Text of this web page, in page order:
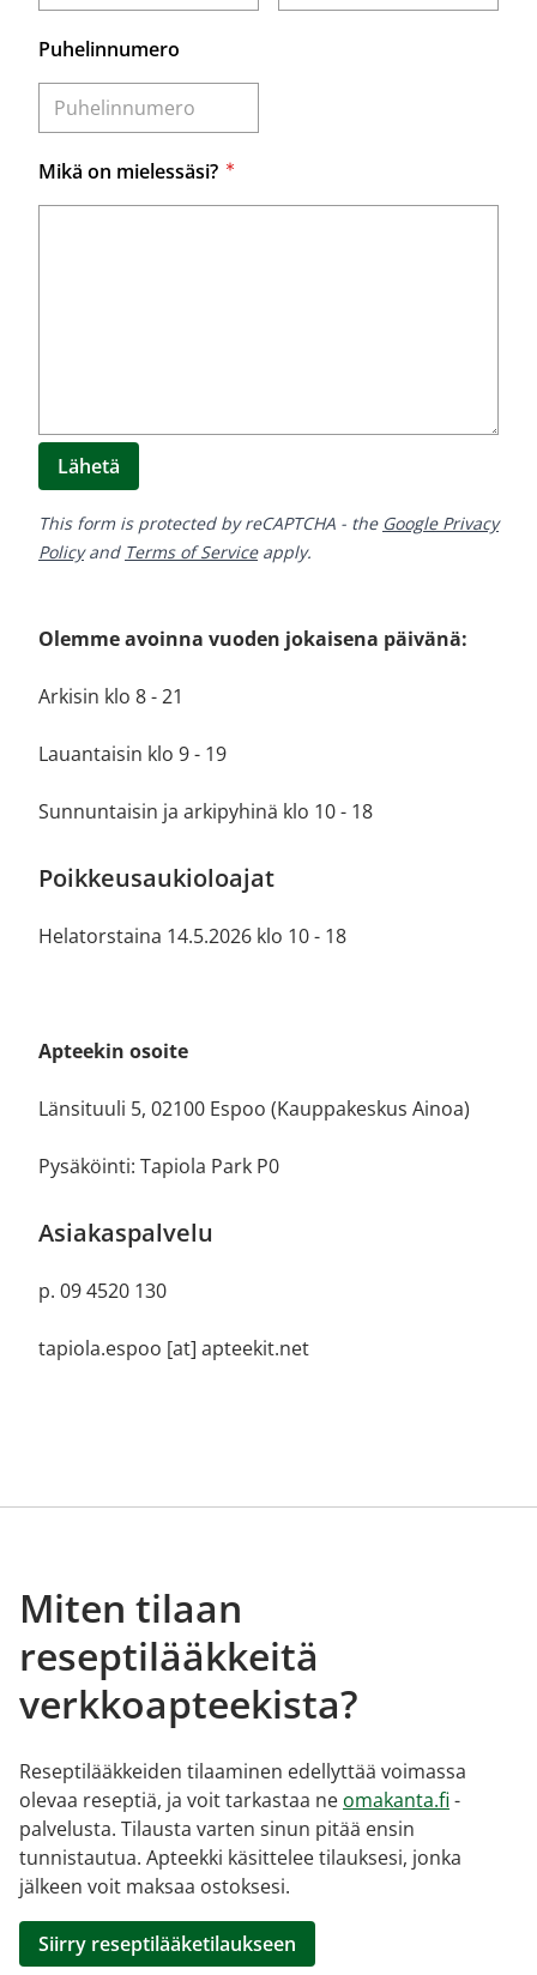
Puhelinnumero
Mikä on mielessäsi?
Lähetä
This form is protected by reCAPTCHA - the Google Privacy
Policyand Terms of Serviceapply.
Olemme avoinna vuoden jokaisena päivänä:
Arkisin klo 8 - 21
Lauantaisin klo 9 - 19
Sunnuntaisin ja arkipyhinä klo 10 - 18
Poikkeusaukioloajat
Helatorstaina 14.5.2026 klo 10 - 18
Apteekin osoite
Länsituuli 5, 02100 Espoo (Kauppakeskus Ainoa)
Pysäköinti: Tapiola Park P0
Asiakaspalvelu
p. 09 4520 130
tapiola.espoo [at] apteekit.net
Miten tilaan
reseptilääkkeitä
verkkoapteekista?
Reseptilääkkeiden tilaaminen edellyttää voimassa
olevaa reseptiä, ja voit tarkastaa ne omakanta.fi -
palvelusta. Tilausta varten sinun pitää ensin
tunnistautua. Apteekki käsittelee tilauksesi, jonka
jälkeen voit maksaa ostoksesi.
Siirry reseptilääketilaukseen